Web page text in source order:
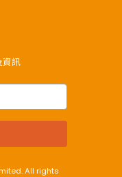
資訊
All rights